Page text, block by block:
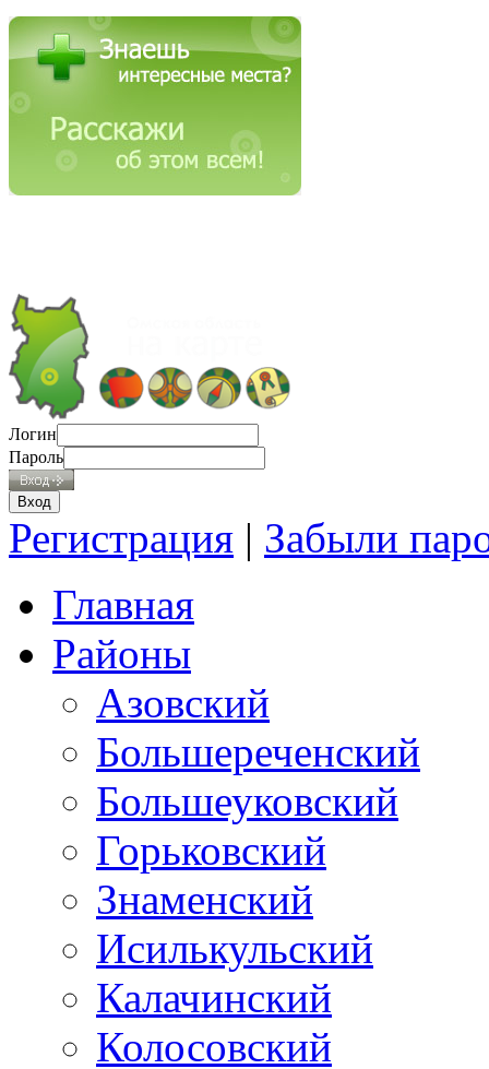
Логин
Пароль
Регистрация | Забыли
Главная
Районы
Азовский
Большереченский
Большеуковский
Горьковский
Знаменский
Исилькульский
Калачинский
Колосовский